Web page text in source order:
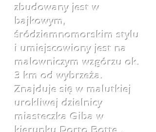
zbudowany jest w
bajkowym,
śródziemnomorskim stylu
i umiejscowiony jest na
malowniczym wzgórzu ok.
3 km od wybrzeża.
Znajduje się w malutkiej
urokliwej dzielnicy
miasteczka Giba w